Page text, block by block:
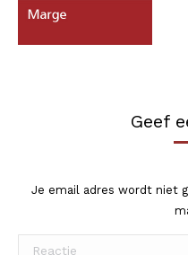
Geef
Je email adres wordt niet
Reactie